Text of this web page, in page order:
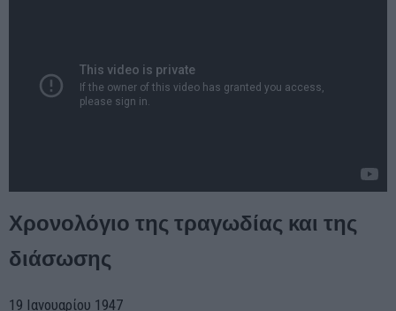
Χρονολόγιο της τραγωδίας και της
διάσωσης
19 Ιανουαρίου 1947